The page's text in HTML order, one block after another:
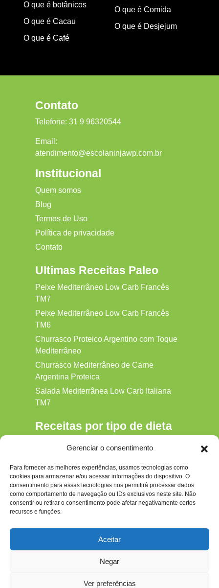
Gerenciar o consentimento
Para fornecer as melhores experiências, usamos tecnologias como
cookies para armazenar e/ou acessar informações do dispositivo. O
consentimento para essas tecnologias nos permitirá processar dados
como comportamento de navegação ou IDs exclusivos neste site. Não
consentir ou retirar o consentimento pode afetar negativamente certos
recursos e funções.
Aceitar
Negar
Ver preferências
O que é botânicos
O que é Cacau
O que é Café
O que é Comida
O que é Desjejum
Contato
Telefone: 31 9 96320544
Email:
atendimento@escolaninjawp.com.br
Institucional
Quem somos
Blog
Termos de Uso
Política de privacidade
Contato
Ultimas Receitas Paleo
Peixe Mediterrâneo Low Carb Francês
TM7
Peixe Mediterrâneo Low Carb Francês
TM6
Churrasco Proteico Argentino com Toque
Mediterrâneo
Churrasco Mediterrâneo de Carne
Argentina Proteica
Salada Mediterrânea Low Carb Italiana
TM7
Receitas por tipo de dieta
Gluten‑free
Hipocalórica
Low Carb
Nenhum
Paleo